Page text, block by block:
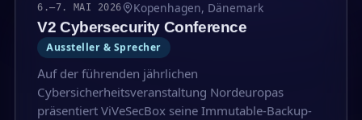
6.–7. MAI 2026 Kopenhagen, Dänemark
V2 Cybersecurity Conference
Aussteller & Sprecher
Auf der führenden jährlichen
Cybersicherheitsveranstaltung Nordeuropas
präsentiert ViVeSecBox seine Immutable-Backup-